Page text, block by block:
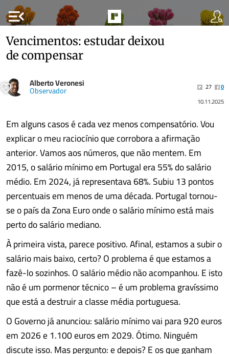
menu_open
Vencimentos: estudar deixou
de compensar
Alberto Veronesi
Observador 27
0
10.11.2025
Em alguns casos é cada vez menos compensatório. Vou
explicar o meu raciocínio que corrobora a afirmação
anterior. Vamos aos números, que não mentem. Em
2015, o salário mínimo em Portugal era 55% do salário
médio. Em 2024, já representava 68%. Subiu 13 pontos
percentuais em menos de uma década. Portugal tornou-
se o país da Zona Euro onde o salário mínimo está mais
perto do salário mediano.
À primeira vista, parece positivo. Afinal, estamos a subir o
salário mais baixo, certo? O problema é que estamos a
fazê-lo sozinhos. O salário médio não acompanhou. E isto
não é um pormenor técnico – é um problema gravíssimo
que está a destruir a classe média portuguesa.
O Governo já anunciou: salário mínimo vai para 920 euros
em 2026 e 1.100 euros em 2029. Ótimo. Ninguém
discute isso. Mas pergunto: e depois? E os que ganham